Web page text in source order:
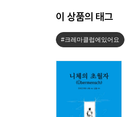
이 상품의 태그
#크레마클럽에있어요